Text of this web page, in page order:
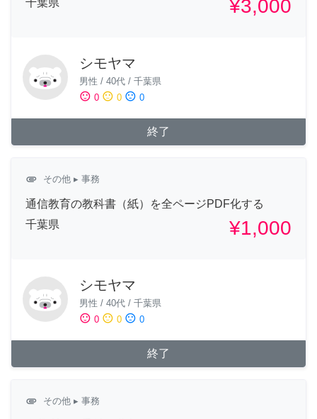
千葉県
¥3,000
シモヤマ
男性 / 40代 / 千葉県
sentiment_satisfied 0 sentiment_neutral 0 sentiment_dissatisfied 0
終了
attachment その他 ▸ 事務
通信教育の教科書（紙）を全ページPDF化する
千葉県
¥1,000
シモヤマ
男性 / 40代 / 千葉県
sentiment_satisfied 0 sentiment_neutral 0 sentiment_dissatisfied 0
終了
attachment その他 ▸ 事務